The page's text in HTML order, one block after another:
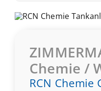
Chemie /
RCN Chemie